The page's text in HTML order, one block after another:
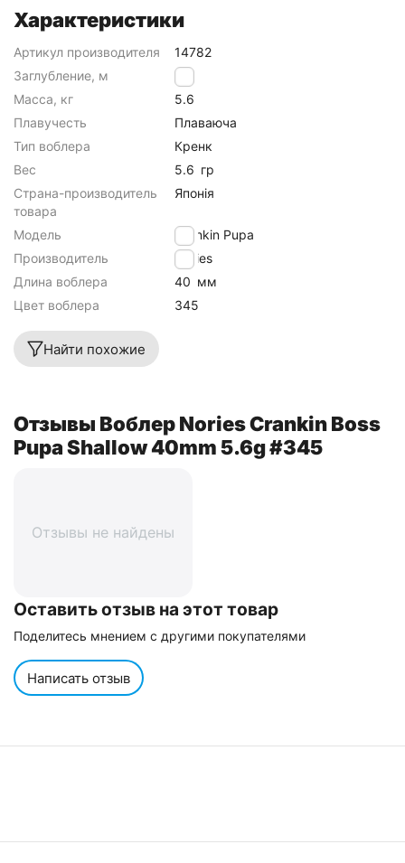
Характеристики
Артикул производителя
14782
Заглубление, м
0.8
Масса, кг
5.6
Плавучесть
Плаваюча
Тип воблера
Кренк
Вес
5.6 гр
Страна-производитель
товара
Японія
Модель
Crankin Pupa
Производитель
Nories
Длина воблера
40 мм
Цвет воблера
345
Найти похожие
Отзывы Воблер Nories Crankin Boss
Pupa Shallow 40mm 5.6g #345
Отзывы не найдены
Оставить отзыв на этот товар
Поделитесь мнением с другими покупателями
Написать отзыв